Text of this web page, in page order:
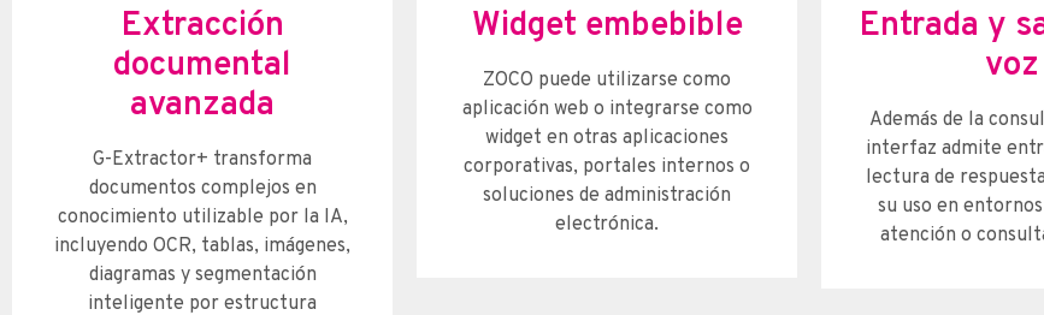
Extracción
documental
avanzada
G-Extractor+ transforma
documentos complejos en
conocimiento utilizable por la IA,
incluyendo OCR, tablas, imágenes,
diagramas y segmentación
inteligente por estructura
Widget embebible
ZOCO puede utilizarse como
aplicación web o integrarse como
widget en otras aplicaciones
corporativas, portales internos o
soluciones de administración
electrónica.
Entrada y
voz
Además de la
interfaz admite
lectura de
su uso en
atención o